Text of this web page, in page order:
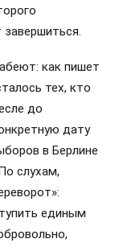
завершиться.
как пишет
тех, кто
до
дату
в Берлине
слухам,
единым